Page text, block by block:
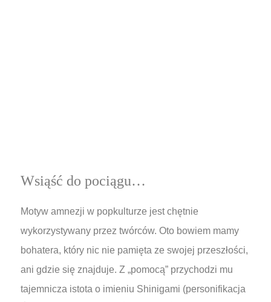
Wsiąść do pociągu…
Motyw amnezji w popkulturze jest chętnie
wykorzystywany przez twórców. Oto bowiem mamy
bohatera, który nic nie pamięta ze swojej przeszłości,
ani gdzie się znajduje. Z „pomocą” przychodzi mu
tajemnicza istota o imieniu Shinigami (personifikacja